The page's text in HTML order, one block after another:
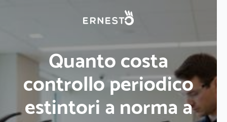
Quanto costa
controllo periodico
estintori a norma a